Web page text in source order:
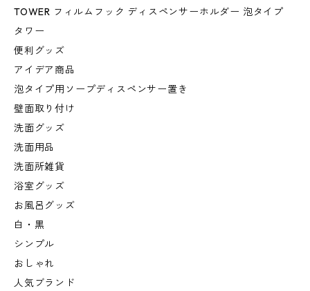
TOWER フィルムフック ディスペンサーホルダー 泡タイプ
タワー
便利グッズ
アイデア商品
泡タイプ用ソープディスペンサー置き
壁面取り付け
洗面グッズ
洗面用品
洗面所雑貨
浴室グッズ
お風呂グッズ
白・黒
シンプル
おしゃれ
人気ブランド